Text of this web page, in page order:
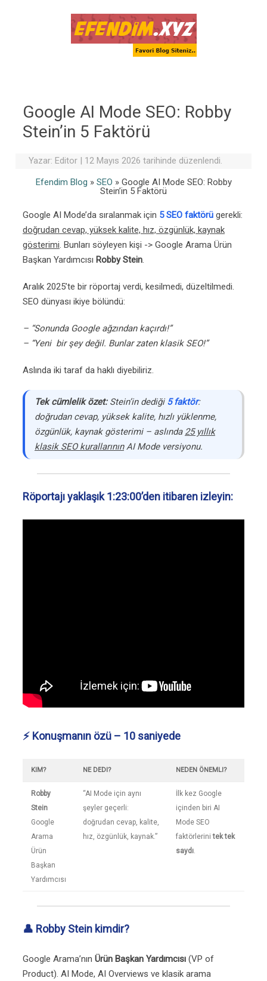
Google AI Mode SEO: Robby
Stein’in 5 Faktörü
Yazar: Editor | 12 Mayıs 2026 tarihinde düzenlendi.
Efendim Blog » SEO » Google AI Mode SEO: Robby
Stein’in 5 Faktörü
Google AI Mode’da sıralanmak için 5 SEO faktörü gerekli:
doğrudan cevap, yüksek kalite, hız, özgünlük, kaynak
gösterimi. Bunları söyleyen kişi -> Google Arama Ürün
Başkan Yardımcısı Robby Stein.
Aralık 2025’te bir röportaj verdi, kesilmedi, düzeltilmedi.
SEO dünyası ikiye bölündü:
– “Sonunda Google ağzından kaçırdı!”
– “Yeni bir şey değil. Bunlar zaten klasik SEO!”
Aslında iki taraf da haklı diyebiliriz.
Tek cümlelik özet:Stein’in dediği 5 faktör:
doğrudan cevap, yüksek kalite, hızlı yüklenme,
özgünlük, kaynak gösterimi – aslında 25 yıllık
klasik SEO kurallarınınAI Mode versiyonu.
Röportajı yaklaşık 1:23:00’den itibaren izleyin:
⚡ Konuşmanın özü – 10 saniyede
KIM? NE DEDI? NEDEN ÖNEMLI?
Robby
Stein
Google
Arama
Ürün
Başkan
Yardımcısı
“AI Mode için aynı
şeyler geçerli:
doğrudan cevap, kalite,
hız, özgünlük, kaynak.”
İlk kez Google
içinden biri AI
Mode SEO
faktörlerinitek tek
saydı.
👤 Robby Stein kimdir?
Google Arama’nın Ürün Başkan Yardımcısı (VP of
Product). AI Mode, AI Overviews ve klasik arama